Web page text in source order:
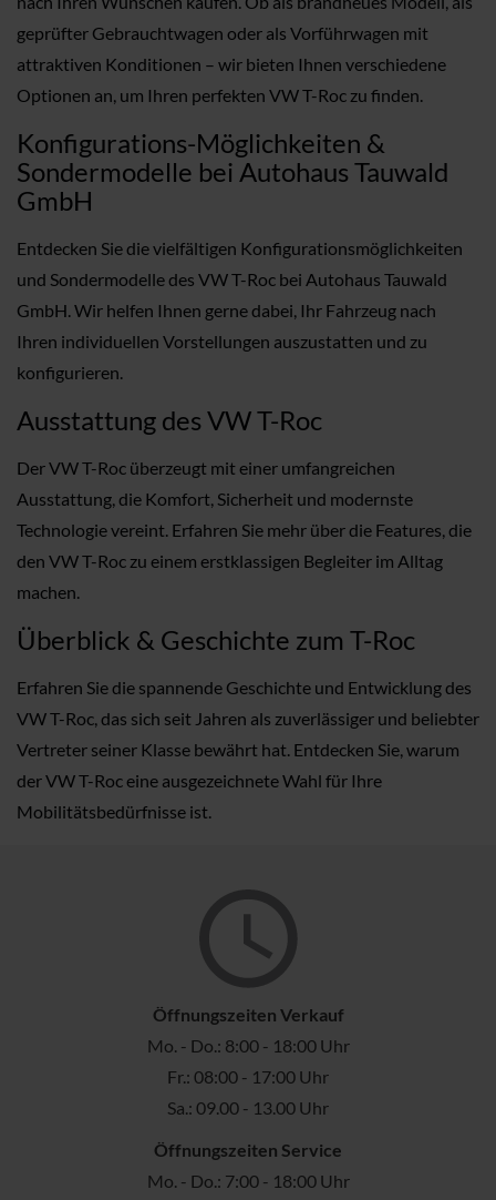
geprüfter Gebrauchtwagen oder als Vorführwagen mit
attraktiven Konditionen – wir bieten Ihnen verschiedene
Optionen an, um Ihren perfekten VW T-Roc zu finden.
Konfigurations-Möglichkeiten &
Sondermodelle bei Autohaus Tauwald
GmbH
Entdecken Sie die vielfältigen Konfigurationsmöglichkeiten
und Sondermodelle des VW T-Roc bei Autohaus Tauwald
GmbH. Wir helfen Ihnen gerne dabei, Ihr Fahrzeug nach
Ihren individuellen Vorstellungen auszustatten und zu
konfigurieren.
Ausstattung des VW T-Roc
Der VW T-Roc überzeugt mit einer umfangreichen
Ausstattung, die Komfort, Sicherheit und modernste
Technologie vereint. Erfahren Sie mehr über die Features, die
den VW T-Roc zu einem erstklassigen Begleiter im Alltag
machen.
Überblick & Geschichte zum T-Roc
Erfahren Sie die spannende Geschichte und Entwicklung des
VW T-Roc, das sich seit Jahren als zuverlässiger und beliebter
Vertreter seiner Klasse bewährt hat. Entdecken Sie, warum
der VW T-Roc eine ausgezeichnete Wahl für Ihre
Mobilitätsbedürfnisse ist.
Öffnungszeiten Verkauf
Mo. - Do.: 8:00 - 18:00 Uhr
Fr.: 08:00 - 17:00 Uhr
Sa.: 09.00 - 13.00 Uhr
Öffnungszeiten Service
Mo. - Do.: 7:00 - 18:00 Uhr